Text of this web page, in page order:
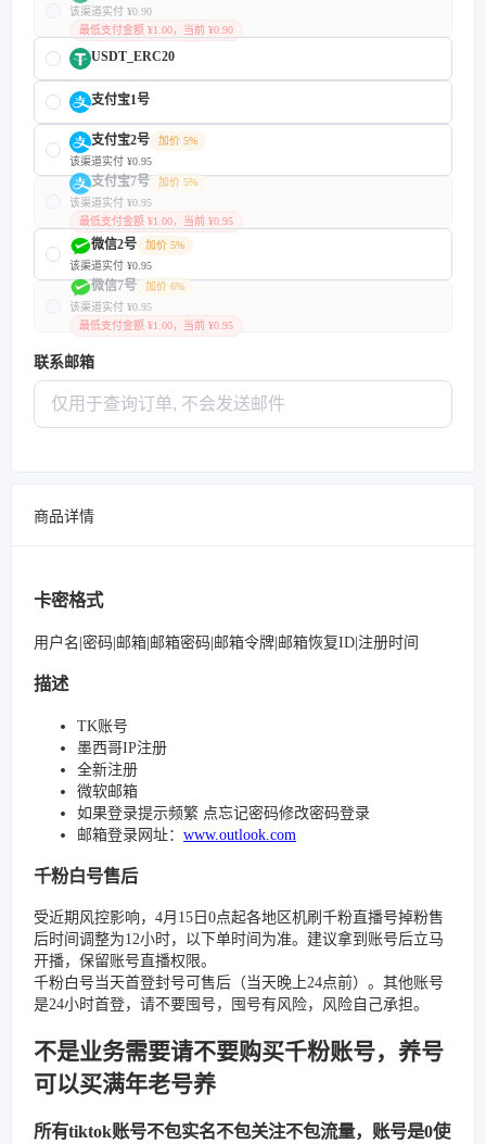
该渠道实付 ¥0.90
最低支付金额 ¥1.00，当前 ¥0.90
USDT_ERC20
支付宝1号
支付宝2号
加价 5%
该渠道实付 ¥0.95
支付宝7号
加价 5%
该渠道实付 ¥0.95
最低支付金额 ¥1.00，当前 ¥0.95
微信2号
加价 5%
该渠道实付 ¥0.95
微信7号
加价 6%
该渠道实付 ¥0.95
最低支付金额 ¥1.00，当前 ¥0.95
联系邮箱
商品详情
卡密格式
用户名|密码|邮箱|邮箱密码|邮箱令牌|邮箱恢复ID|注册时间
描述
TK账号
墨西哥IP注册
全新注册
微软邮箱
如果登录提示频繁 点忘记密码修改密码登录
邮箱登录网址： www.outlook.com
千粉白号售后
受近期风控影响，4月15日0点起各地区机刷千粉直播号掉粉售
后时间调整为12小时，以下单时间为准。建议拿到账号后立马
开播，保留账号直播权限。
千粉白号当天首登封号可售后（当天晚上24点前）。其他账号
是24小时首登，请不要囤号，囤号有风险，风险自己承担。
不是业务需要请不要购买千粉账号，养号
可以买满年老号养
所有tiktok账号不包实名不包关注不包流量，账号是0使